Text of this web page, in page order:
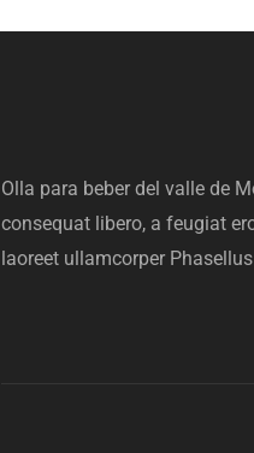
Olla para beber del valle de
consequat libero, a feugiat
laoreet ullamcorper